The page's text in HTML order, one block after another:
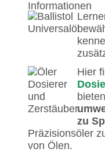
Hier
zu
Präzisionsöler
von Ölen.